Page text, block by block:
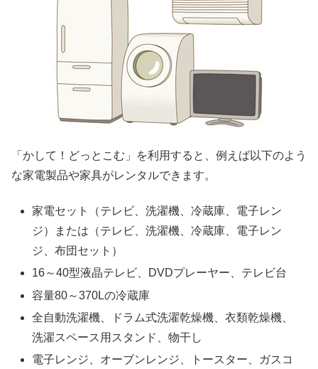
「かして！どっとこむ」を利用すると、例えば以下のよう
な家電製品や家具がレンタルできます。
家電セット（テレビ、洗濯機、冷蔵庫、電子レン
ジ）または（テレビ、洗濯機、冷蔵庫、電子レン
ジ、布団セット）
16～40型液晶テレビ、DVDプレーヤー、テレビ台
容量80～370Lの冷蔵庫
全自動洗濯機、ドラム式洗濯乾燥機、衣類乾燥機、
洗濯スペース用スタンド、物干し
電子レンジ、オーブンレンジ、トースター、ガスコ